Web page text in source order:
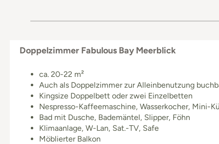
Doppelzimmer Fabulous Bay Meerblick
ca. 20-22 m²
Auch als Doppelzimmer zur Alleinbenutzung
Kingsize Doppelbett oder zwei Einzelbetten
Nespresso-Kaffeemaschine, Wasserkocher, Mini-
Bad mit Dusche, Bademäntel, Slipper, Föhn
Klimaanlage, W-Lan, Sat.-TV, Safe
Möblierter Balkon